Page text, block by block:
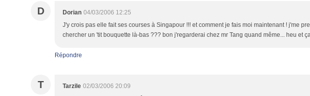
D Dorian 04/03/2006 12:25
J'y crois pas elle fait ses courses à Singapour !!! et comment je fais moi maintenant ! j'me
chercher un 'tit bouquette là-bas ??? bon j'regarderai chez mr Tang quand même... heu et
Répondre
T Tarzile 02/03/2006 20:09